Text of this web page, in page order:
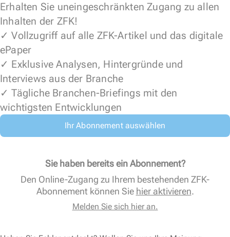
Erhalten Sie uneingeschränkten Zugang zu allen
Inhalten der ZFK!
✓ Vollzugriff auf alle ZFK-Artikel und das digitale
ePaper
✓ Exklusive Analysen, Hintergründe und
Interviews aus der Branche
✓ Tägliche Branchen-Briefings mit den
wichtigsten Entwicklungen
Ihr Abonnement auswählen
Sie haben bereits ein Abonnement?
Den Online-Zugang zu Ihrem bestehenden ZFK-
Abonnement können Sie hier aktivieren.
Melden Sie sich hier an.